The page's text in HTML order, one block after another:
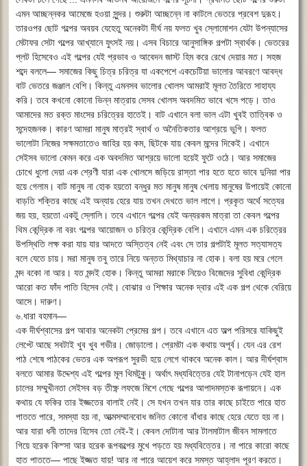
এমন আচ্ছন্নকর আমেজে হওয়া সুন্দর। শুরুটা আচ্ছন্নে না কাটলে ভেতরে প্রবেশ দুরূহ।
তারওপর ছোট গল্পের অবয়ব যেহেতু অনেকটা দীর্ঘ নয় ফলত খুব স্লোমোশন যেটা উপন্যাসের
মেটাফর সেটা গল্পের আখ্যানে যুৎসই নয়। এসব বিচারে আনুসাঙ্গিক গল্পটা স্বার্থক। ভেতরের
প্লট হিসেবেও এই গল্পের যেই প্রভাব ও আবেদন জাস্ট হিম করে রেখে দেয়ার মত। সহজ
শব্দে বললে― সমাজের কিছু চিত্র চরিত্র যা একপেশে একচেটিয়া ভালোর আবরণে আবদ্ধ
বাট ভেতরে জঞ্জাল বেশি। কিন্তু এমনসব ভালোর খোলস আমরাই মূলত তৈরিতে সাহায্য
করি। তবে কখনো কোনো ভিন্ন মাত্রায় সেসব খোলস অবদমিত ভাবে খসে পড়ে। তাও
আমাদের মত রক্ত মাংসের চরিত্রের হাতেই। বাট এখানে বলা ভাল এটা খুবই তাত্বিক ও
সন্দেহজনক। কারণ আমরা মানুষ মাত্রই স্বার্থ ও অনৈতিকতার আশ্রয়ে ভুগি। ফলত
ভালোটা নিজের সক্ষমতাতেও জাহির হয় কম, ছিটকে যায় কেবল মন্দের দিকেই। এখানে
সেইসব ভালো কেমন করে এক অবদমিত আশ্রয়ে ভালো হয়েই ফুটে ওঠে। আর সমাজের
চোখে ধুলো দেয়া এক শ্রেণী যারা এক খোলসে জড়িয়ে রাস্তা পার হতে হতে ভাবে দুনিয়া পার
হয়ে গেলাম। বাট মানুষ না হোক হয়তো বন্ধুর মত মানুষ মানুষ খেলায় মানুষের উপায়েই কোনো
বাড়তি শক্তির কাছে এই অন্যায় হেরে যায় তখন দেখতে ভাল লাগে। প্রকৃত অর্থে সত্যের
জয় হয়, হয়তো একটু স্লোলি। তবে এখানে গল্পের যেই অন্যরকম মাত্রা তা কেবল গল্পের
থিম কেন্দ্রিক না বরং গল্পের আয়োজন ও চরিত্র কেন্দ্রিক বেশি। এখানে এমন এক চরিত্রের
উপস্থিতি লক্ষ করা যায় যার আদতে অস্তিত্ব নেই এবং সে তার গল্পটাই মূলত সত্যাসত্য
বলে যেতে চায়। মরা মানুষ তবু তারে নিয়ে অন্তত মিথ্যাচার না হোক। বলা হয় মরে গেলে
মন্দ বকো না আর। যত মন্দই হোক। কিন্তু আমরা মরাকে নিয়েও বিজেদের সুবিধা কেন্দ্রিক
আরো কত ফাঁদ পাতি হিসেব নেই। বোঝার ও শিক্ষার অনেক দ্বার এই এক গল্প থেকে বেরিয়ে
আসে। দারুণ।
৬.ধারা বহমান―
এক দীর্ঘশ্বাসের গল্প আবার অনেকটা প্রেমের গল্প। তবে এখানে এত অল্প পরিসরে যাকিছুই
লেপ্টে আছে সবটাই খুব খুব গভীর। জোড়ালো। প্রেমটা এক কথায় অপূর্ব। যেন এর রেশ
পাঠ শেষে পাঠকের ভেতর এক অপরূপ সুরভী হয়ে লেগে থাকবে অনেক কাল। আর দীর্ঘশ্বাস
বলতে আমার উদ্দেশ্য এই গল্পের মূল থিমটুকু। অর্থাৎ মধ্যবিত্তের যেই টানাপড়েন যেই হাল
চালের সম্মুখীনতা সেইসব বড় তীক্ষ্ণ লফজে মিশে গেছে গল্পের আপাদমস্তক রূপায়নে। এক
কথায় যে ফকির তার ইজ্জতের বালাই নেই। সে যখন তখন যার তার কাছে চাইতে পারে হাত
পাততে পারে, সমস্যা হয় না, আত্মসম্মানবোধ জনিত কোনো বাঁধার কাছে হেরে যেতে হয় না।
আর যারা ধনী তাদের হিসেব তো নেই-ই। কেবল দোটানা আর টালমাটাল জীবন সামলাতে
গিয়ে হরেক কিস্সা আর হরেক রূপকল্পের মুখে পড়তে হয় মধ্যবিত্তের। না পারে কারো কাছে
হাত পাততে― পাছে ইজ্জত যায়! আর না পারে আয়েশ করে সমস্ত আহ্লাদ পূরণ করতে।